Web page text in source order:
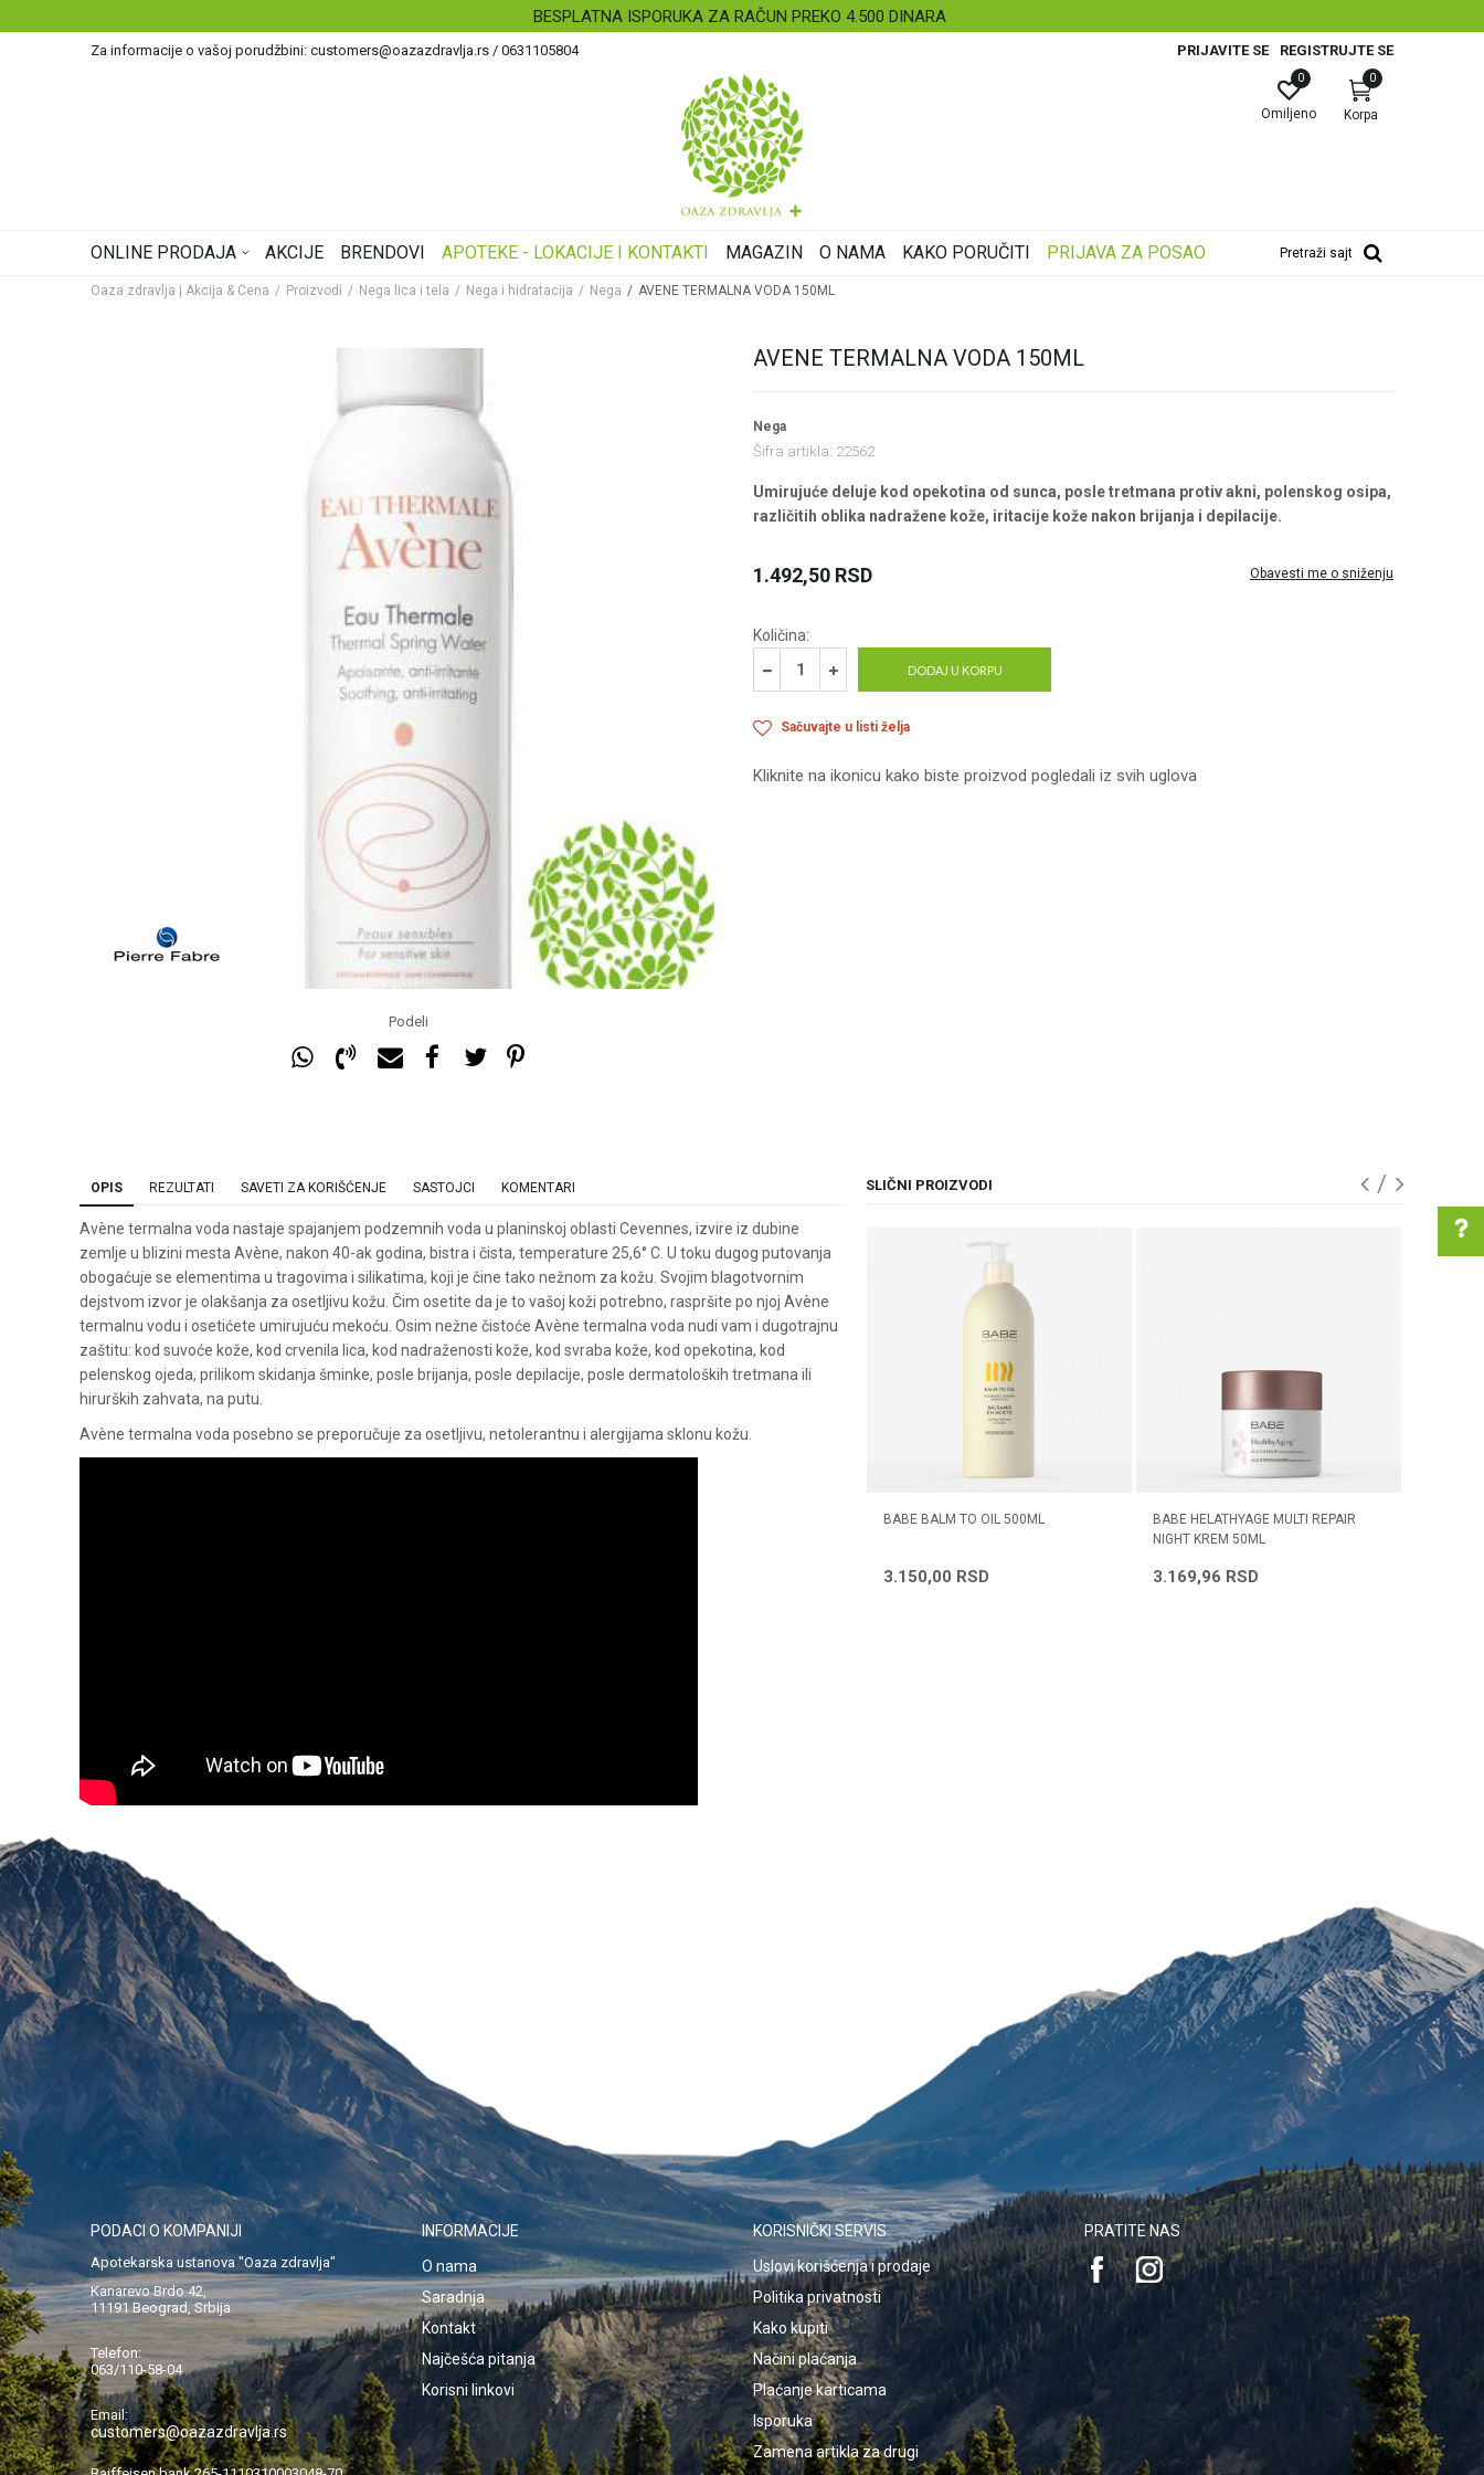
SIGURNO PLAĆANJE PLATNIM KARTICAMA!
Za informacije o vašoj porudžbini: customers@oazazdravlja.rs / 0631105804 PRIJAVITE SE REGISTRUJTE SE
Korpa
0
Omiljeno
0
ONLINE PRODAJA AKCIJE BRENDOVI APOTEKE - LOKACIJE I KONTAKTI MAGAZIN O NAMA KAKO PORUČITI PRIJAVA ZA POSAO Pretraži sajt
Oaza zdravlja | Akcija & Cena Proizvodi Nega lica i tela Nega i hidratacija Nega AVENE TERMALNA VODA 150ML
Podeli
AVENE TERMALNA VODA 150ML
Nega
Šifra artikla: 22562
Umirujuće deluje kod opekotina od sunca, posle tretmana protiv akni, polenskog osipa,
različitih oblika nadražene kože, iritacije kože nakon brijanja i depilacije.
1.492,50 RSD Obavesti me o sniženju
Količina:
DODAJ U KORPU
Sačuvajte u listi želja
Kliknite na ikonicu kako biste proizvod pogledali iz svih uglova
Za više informacija u
vezi online porudžbine
pišite nam:
ili pozovite:
OPIS REZULTATI SAVETI ZA KORIŠĆENJE SASTOJCI KOMENTARI
Avène termalna voda nastaje spajanjem podzemnih voda u planinskoj oblasti Cevennes, izvire iz dubine
zemlje u blizini mesta Avène, nakon 40-ak godina, bistra i čista, temperature 25,6° C. U toku dugog putovanja
obogaćuje se elementima u tragovima i silikatima, koji je čine tako nežnom za kožu. Svojim blagotvornim
dejstvom izvor je olakšanja za osetljivu kožu. Čim osetite da je to vašoj koži potrebno, raspršite po njoj Avène
termalnu vodu i osetićete umirujuću mekoću. Osim nežne čistoće Avène termalna voda nudi vam i dugotrajnu
zaštitu: kod suvoće kože, kod crvenila lica, kod nadraženosti kože, kod svraba kože, kod opekotina, kod
pelenskog ojeda, prilikom skidanja šminke, posle brijanja, posle depilacije, posle dermatoloških tretmana ili
hirurških zahvata, na putu.
Avène termalna voda posebno se preporučuje za osetljivu, netolerantnu i alergijama sklonu kožu.
Poruka
POŠALJI
SLIČNI PROIZVODI
BABE BALM TO OIL 500ML
3.150,00 RSD
BABE HELATHYAGE MULTI REPAIR
NIGHT KREM 50ML
3.169,96 RSD
PODACI O KOMPANIJI
Apotekarska ustanova "Oaza zdravlja"
Kanarevo Brdo 42,
11191 Beograd, Srbija
Telefon:
063/110-58-04
Email:
customers@oazazdravlja.rs
INFORMACIJE
O nama
Saradnja
Kontakt
Najčešća pitanja
Korisni linkovi
KORISNIČKI SERVIS
Uslovi korišćenja i prodaje
Politika privatnosti
Kako kupiti
Načini plaćanja
Plaćanje karticama
Isporuka
Zamena artikla za drugi
PRATITE NAS